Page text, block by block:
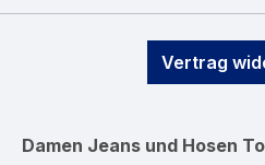
Vertrag
Damen Jeans und Hosen